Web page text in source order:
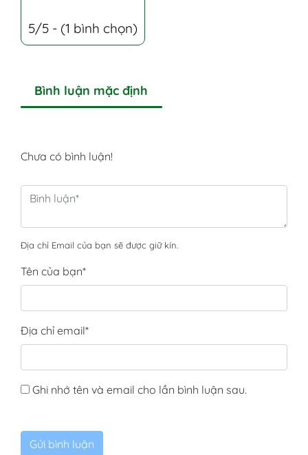
5/5 - (1 bình chọn)
Bình luận mặc định
Chưa có bình luận!
Địa chỉ Email của bạn sẽ được giữ kín.
Tên của bạn*
Địa chỉ email*
Ghi nhớ tên và email cho lần bình luận sau.